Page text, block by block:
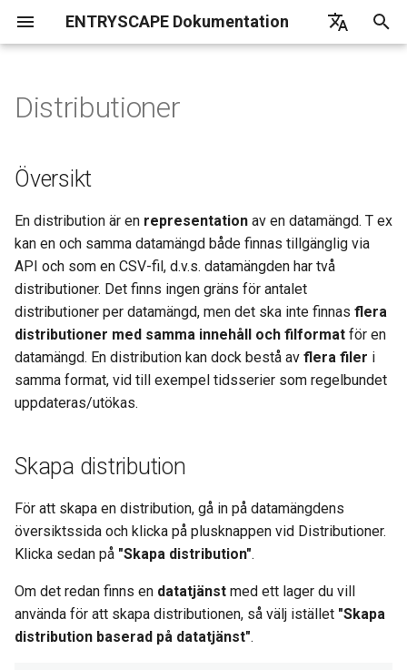
ENTRYSCAPE Dokumentation
a
i
e
r
k
Vad är EntryScape
Komma igång
Inställningar
Hjälp
Översikt
Skapa distribution
Ladda upp fil
Rekommenderade fält
Frivilliga fält
Redigera distribution
uppdatera fil
Kopiera distribution
Skapa ett API från tabelldata
Aktivera API för en
distribution
Översikt
Terminologier
Samlingar
Behörigheter
Detaljerad information
Översikt
Projekt
Entiteter
Publicering
Detaljerad information
Översikt
Översikt
Komma igång
Skördningsrapport
Sök bland kataloger
Skördningskällor
Notifieringar
Översikt
Användare
Grupper
Projekt
Entitetstyper
Översikt
Översikt
Översikt
Vanliga frågor
EntryScape
Underleverantörer
Distributioner
Översikt
En distribution är en representation av en datamängd. T ex
kan en och samma datamängd både finnas tillgänglig via
API och som en CSV-fil, d.v.s. datamängden har två
distributioner. Det finns ingen gräns för antalet
distributioner per datamängd, men det ska inte finnas flera
distributioner med samma innehåll och filformat för en
datamängd. En distribution kan dock bestå av flera filer i
samma format, vid till exempel tidsserier som regelbundet
uppdateras/utökas.
Skapa distribution
För att skapa en distribution, gå in på datamängdens
översiktssida och klicka på plusknappen vid Distributioner.
Klicka sedan på "Skapa distribution".
Om det redan finns en datatjänst med ett lager du vill
använda för att skapa distributionen, så välj istället "Skapa
distribution baserad på datatjänst".